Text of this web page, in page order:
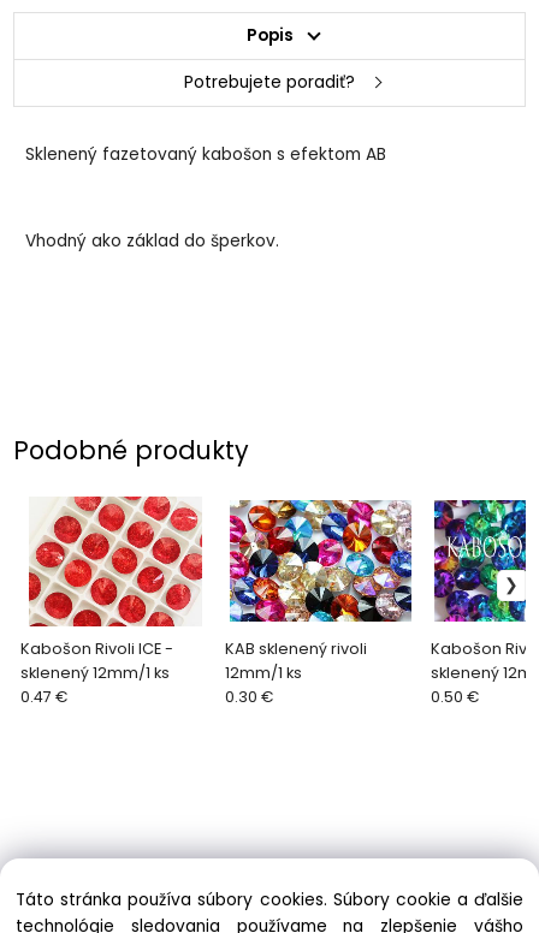
Popis
Potrebujete poradiť?
Sklenený fazetovaný kabošon s efektom AB
Vhodný ako základ do šperkov.
Podobné produkty
Kabošon Rivoli ICE -
sklenený 12mm/1 ks
0.47 €
KAB sklenený rivoli
12mm/1 ks
0.30 €
Kabošon
sklenený
0.50 €
Táto stránka používa súbory cookies. Súbory cookie a ďalšie
technológie sledovania používame na zlepšenie vášho